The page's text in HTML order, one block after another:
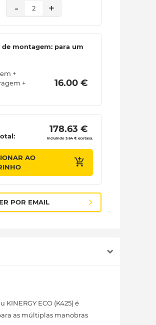
- 2 +
de montagem: para um
+
+
16.00 €
178.63 €
Incluindo 3.64 € ecotaxa.
AO
POR EMAIL
ECO (K425) é
as múltiplas manobras